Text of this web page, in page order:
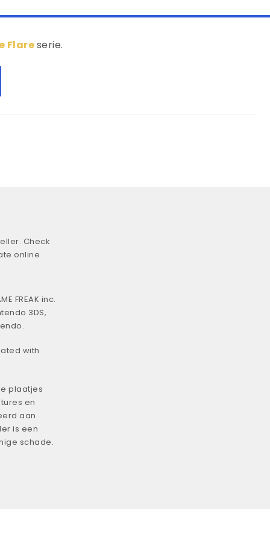
Flareserie.
Check
online
FREAK inc.
3DS,
with
plaatjes
en
aan
is een
schade.